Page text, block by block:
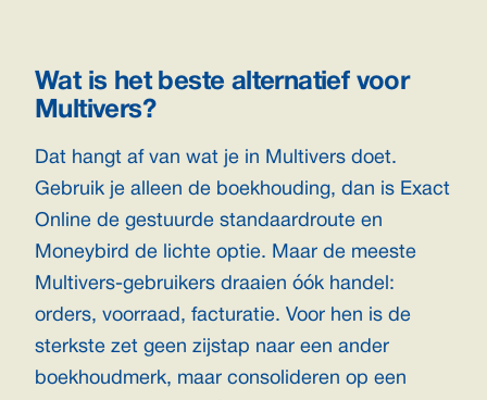
Wat is het beste alternatief voor
Multivers?
Dat hangt af van wat je in Multivers doet.
Gebruik je alleen de boekhouding, dan is Exact
Online de gestuurde standaardroute en
Moneybird de lichte optie. Maar de meeste
Multivers-gebruikers draaien óók handel:
orders, voorraad, facturatie. Voor hen is de
sterkste zet geen zijstap naar een ander
boekhoudmerk, maar consolideren op een